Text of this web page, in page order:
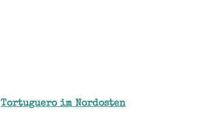
Tortuguero im Nordosten